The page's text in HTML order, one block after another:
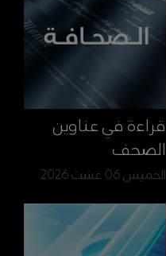
قراءة في عناوين
الصحف
الخميس 06 غشت 2026